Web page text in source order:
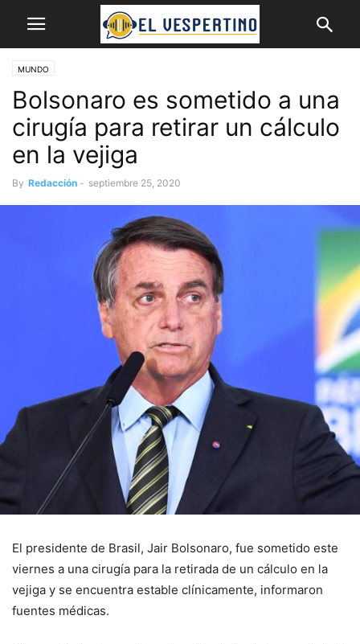
MUNDO
Bolsonaro es sometido a una
cirugía para retirar un cálculo
en la vejiga
By Redacción - septiembre 25, 2020
El presidente de Brasil, Jair Bolsonaro, fue sometido este
viernes a una cirugía para la retirada de un cálculo en la
vejiga y se encuentra estable clínicamente, informaron
fuentes médicas.